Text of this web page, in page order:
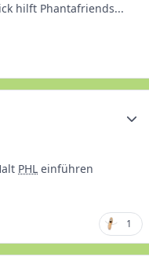
hilft Phantafriends...
PHL einführen
1